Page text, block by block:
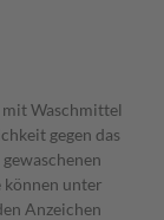
Waschmittel
gegen das
können unter
Anzeichen